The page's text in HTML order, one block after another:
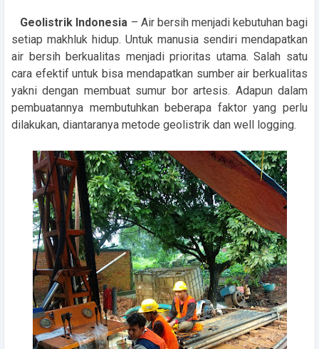
Geolistrik Indonesia – Air bersih menjadi kebutuhan bagi
setiap makhluk hidup. Untuk manusia sendiri mendapatkan
air bersih berkualitas menjadi prioritas utama. Salah satu
cara efektif untuk bisa mendapatkan sumber air berkualitas
yakni dengan membuat sumur bor artesis. Adapun dalam
pembuatannya membutuhkan beberapa faktor yang perlu
dilakukan, diantaranya metode geolistrik dan well logging.